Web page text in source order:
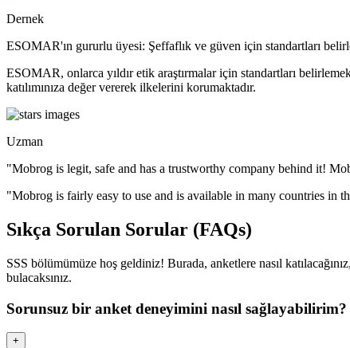
Dernek
ESOMAR'ın gururlu üyesi: Şeffaflık ve güven için standartları
ESOMAR, onlarca yıldır etik araştırmalar için standartları
katılımınıza değer vererek ilkelerini korumaktadır.
Uzman
"Mobrog is legit, safe and has a trustworthy company behind it!
"Mobrog is fairly easy to use and is available in many countries in
Sıkça Sorulan Sorular (FAQs)
SSS bölümümüze hoş geldiniz! Burada, anketlere nasıl
bulacaksınız.
Sorunsuz bir anket deneyimini nasıl sağlayabilirim?
+